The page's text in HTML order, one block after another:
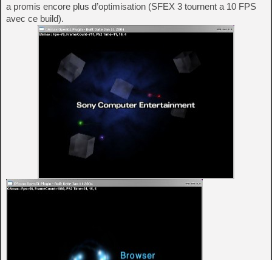
a promis encore plus d’optimisation (SFEX 3 tournent a 10 FPS
avec ce build).